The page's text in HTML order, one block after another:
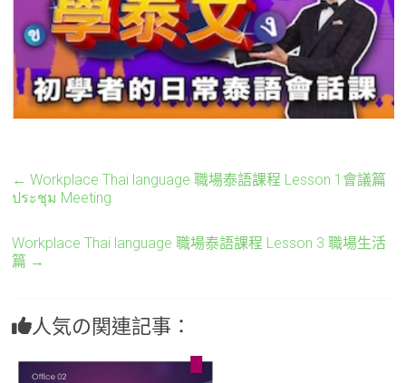
← Workplace Thai language 職場泰語課程 Lesson 1會議篇
ประชุม Meeting
Workplace Thai language 職場泰語課程 Lesson 3 職場生活
篇 →
人気の関連記事：